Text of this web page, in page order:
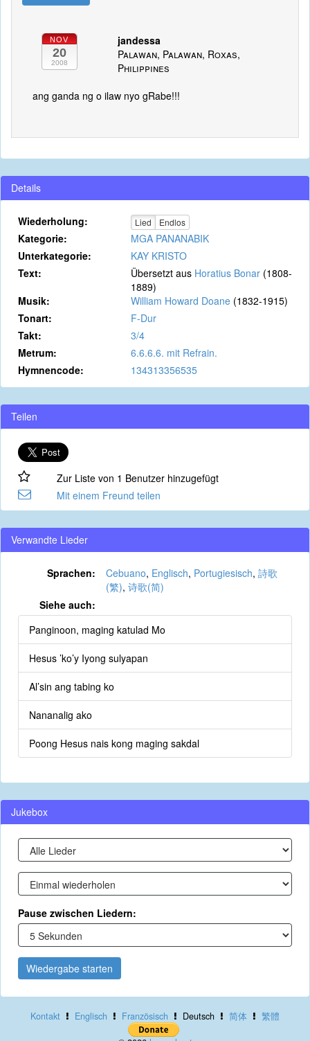
NOV
20
2008
jandessa
Palawan, Palawan, Roxas,
Philippines
ang ganda ng o ilaw nyo gRabe!!!
Details
Wiederholung: Lied Endlos
Kategorie:
MGA PANANABIK
Unterkategorie:
KAY KRISTO
Text:
Übersetzt aus Horatius Bonar (1808-
1889)
Musik:
William Howard Doane (1832-1915)
Tonart:
F-Dur
Takt:
3/4
Metrum:
6.6.6.6. mit Refrain.
Hymnencode:
134313356535
Teilen
Zur Liste von 1 Benutzer hinzugefügt
Mit einem Freund teilen
Verwandte Lieder
Sprachen: Cebuano, Englisch, Portugiesisch, 詩歌
(繁), 诗歌(简)
Siehe auch:
Panginoon, maging katulad Mo
Hesus ’ko’y Iyong sulyapan
Al’sin ang tabing ko
Nananalig ako
Poong Hesus nais kong maging sakdal
Jukebox
Pause zwischen Liedern:
Wiedergabe starten
Kontakt Englisch Französisch Deutsch 简体 繁體